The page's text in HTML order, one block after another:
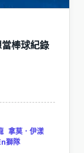
棒球紀錄
拿莫．伊漾
獅隊